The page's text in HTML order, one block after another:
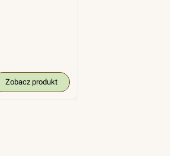
Zobacz produkt